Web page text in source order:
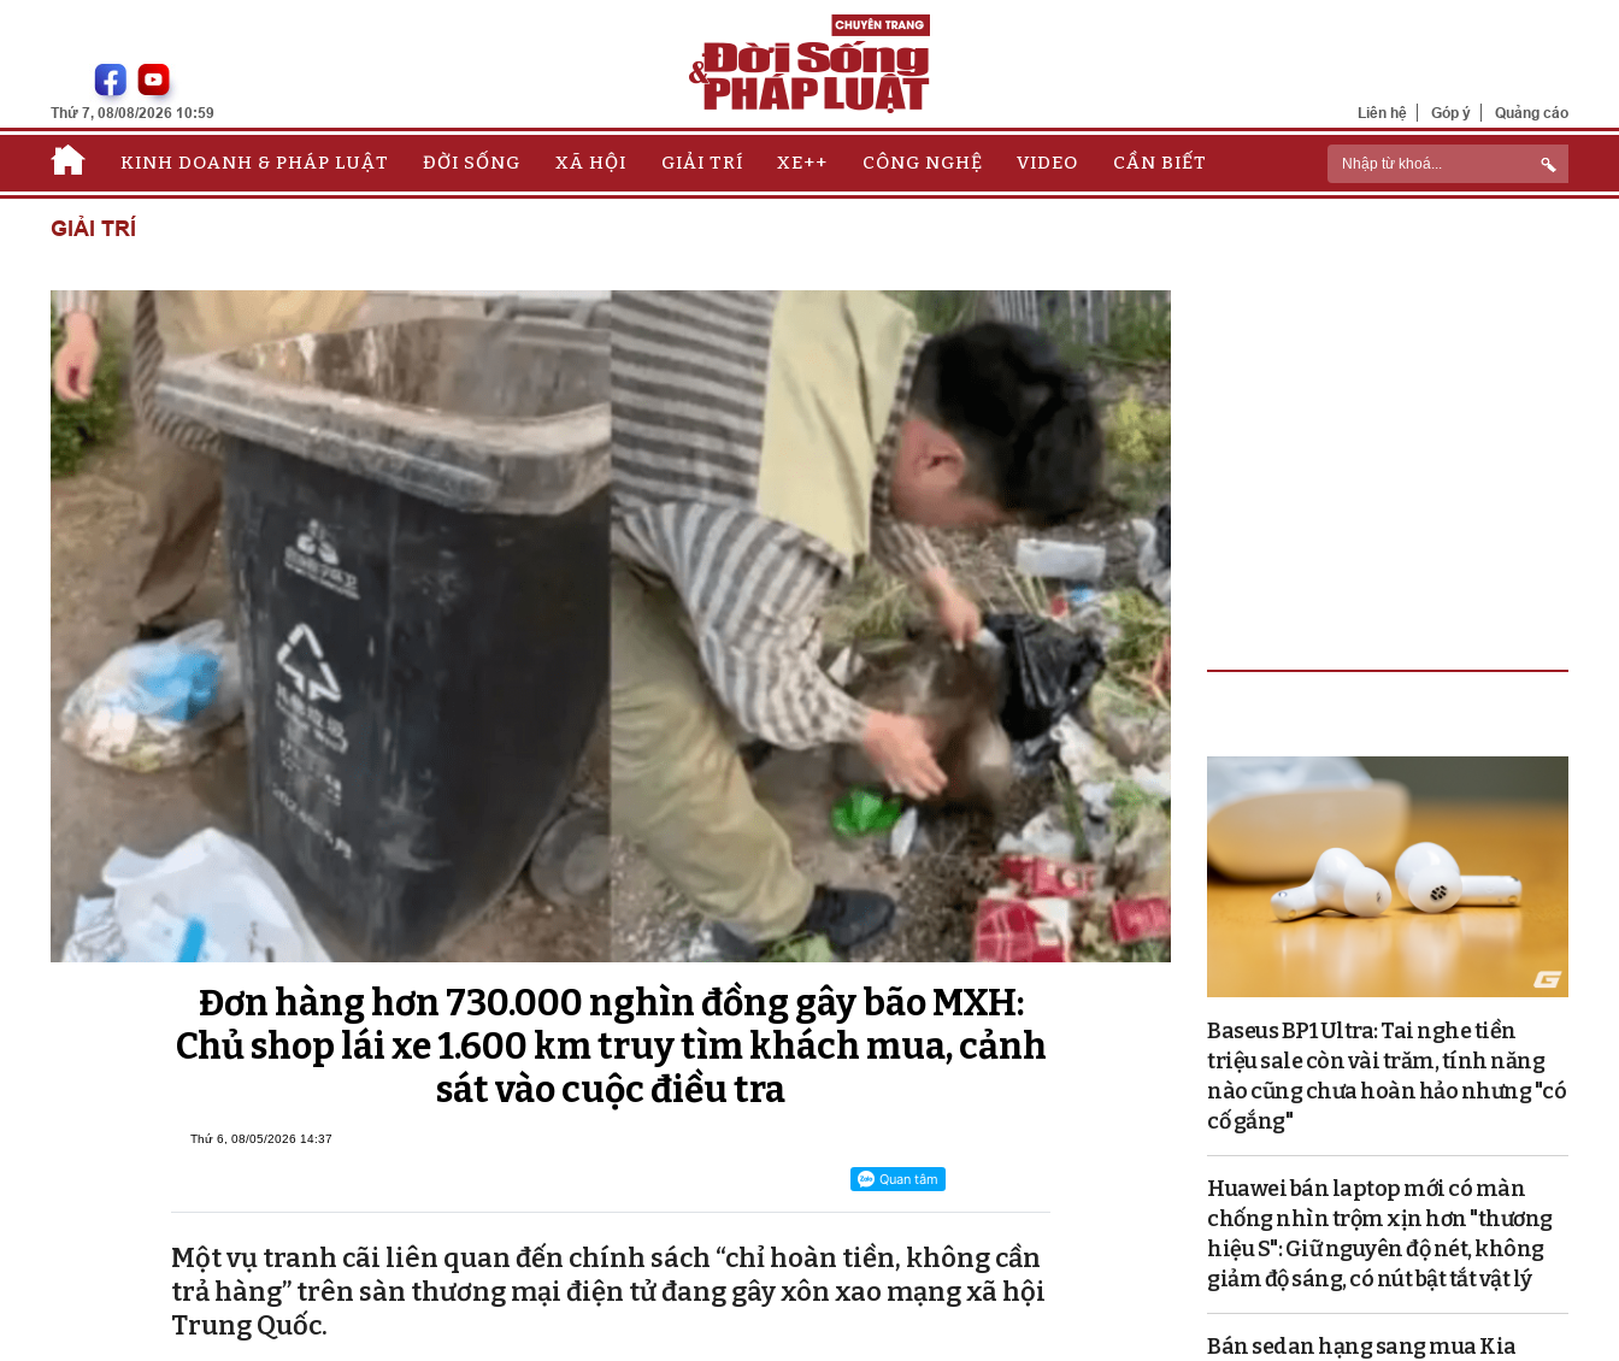
Thứ 7, 08/08/2026 10:59 Liên hệ Góp ý Quảng cáo
KINH DOANH & PHÁP LUẬT ĐỜI SỐNG XÃ HỘI GIẢI TRÍ XE++ CÔNG NGHỆ VIDEO CẦN BIẾT
GIẢI TRÍ
Đơn hàng hơn 730.000 nghìn đồng gây bão MXH:
Chủ shop lái xe 1.600 km truy tìm khách mua, cảnh
sát vào cuộc điều tra
Thứ 6, 08/05/2026 14:37
Một vụ tranh cãi liên quan đến chính sách “chỉ hoàn tiền, không cần
trả hàng” trên sàn thương mại điện tử đang gây xôn xao mạng xã hội
Trung Quốc.
Baseus BP1 Ultra: Tai nghe tiền
triệu sale còn vài trăm, tính năng
nào cũng chưa hoàn hảo nhưng "có
cố gắng"
Huawei bán laptop mới có màn
chống nhìn trộm xịn hơn "thương
hiệu S": Giữ nguyên độ nét, không
giảm độ sáng, có nút bật tắt vật lý
Bán sedan hạng sang mua Kia